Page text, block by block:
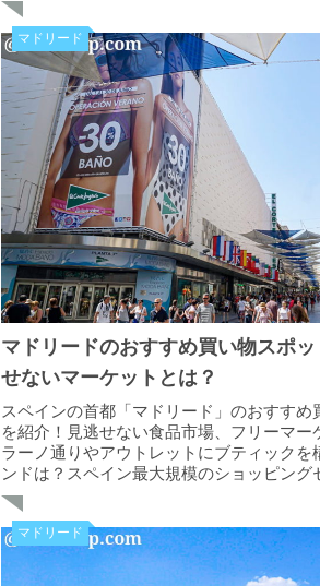
マドリード
マドリードのおすすめ買い物スポ
せないマーケットとは？
スペインの首都「マドリード」のおすすめ
を紹介！見逃せない食品市場、フリーマー
ラーノ通りやアウトレットにブティックを
ンドは？スペイン最大規模のショッピング
も掲載しています！
マドリード